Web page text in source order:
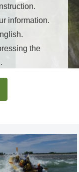
information.
the